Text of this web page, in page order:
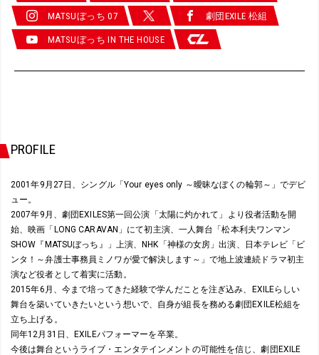
MATSUぼっち 07 劇団EXILE 松組
MATSUぼっち IN THE HOUSE
PROFILE
2001年9月27日、シングル「Your eyes only ～曖昧なぼくの輪郭～」でデビ
ュー。
2007年9月、劇団EXILES第一回公演「太陽に灼かれて」より役者活動を開
始、映画「LONG CARAVAN」にて初主演、一人舞台「松本利夫ワンマン
SHOW『MATSUぼっち』」上演、NHK「神様の女房」出演、日本テレビ「ビ
ンタ！～弁護士事務員ミノワが愛で解決します～」で地上波連続ドラマ初主
演など役者として着実に活動。
2015年6月、今まで培ってきた経験で学んだことを注ぎ込み、EXILEらしい
舞台を築いていきたいという想いで、自身が組長を務める劇団EXILE松組を
立ち上げる。
同年12月31日、EXILEパフォーマーを卒業。
今後は舞台というライブ・エンタテインメントの可能性を信じ、劇団EXILE